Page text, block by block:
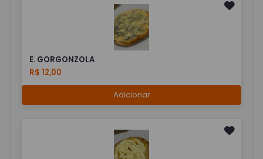
E. GORGONZOLA
R$ 12,00
Adicionar